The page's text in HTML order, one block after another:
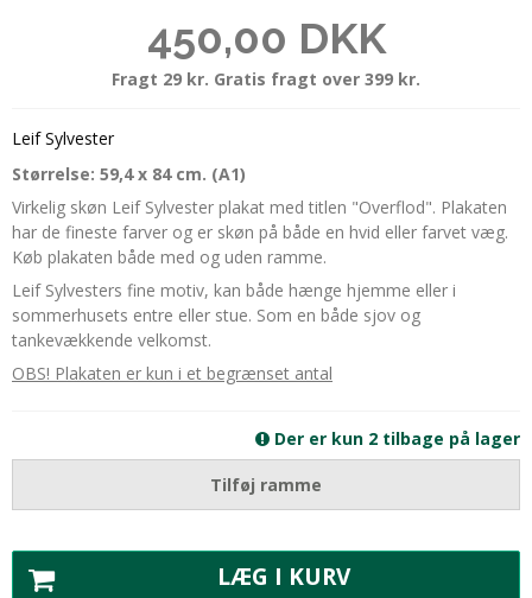
450,00 DKK
Fragt 29 kr. Gratis fragt over 399 kr.
Leif Sylvester
Størrelse: 59,4 x 84 cm. (A1)
Virkelig skøn Leif Sylvester plakat med titlen "Overflod". Plakaten
har de fineste farver og er skøn på både en hvid eller farvet væg.
Køb plakaten både med og uden ramme.
Leif Sylvesters fine motiv, kan både hænge hjemme eller i
sommerhusets entre eller stue. Som en både sjov og
tankevækkende velkomst.
OBS! Plakaten er kun i et begrænset antal
Der er kun 2 tilbage på lager
Tilføj ramme
LÆG I KURV